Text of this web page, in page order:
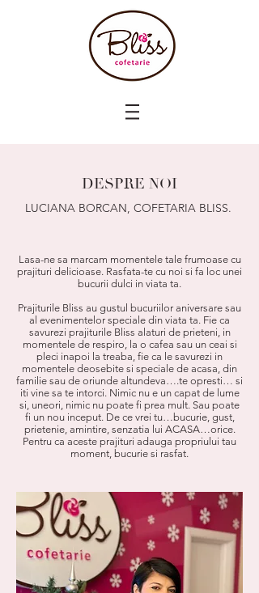
DESPRE NOI
LUCIANA BORCAN, COFETARIA BLISS.
Lasa-ne sa marcam momentele tale frumoase cu
prajituri delicioase. Rasfata-te cu noi si fa loc unei
bucurii dulci in viata ta.
Prajiturile Bliss au gustul bucuriilor aniversare sau
al evenimentelor speciale din viata ta. Fie ca
savurezi prajiturile Bliss alaturi de prieteni, in
momentele de respiro, la o cafea sau un ceai si
pleci inapoi la treaba, fie ca le savurezi in
momentele deosebite si speciale de acasa, din
familie sau de oriunde altundeva….te opresti… si
iti vine sa te intorci. Nimic nu e un capat de lume
si, uneori, nimic nu poate fi prea mult. Sau poate
fi un nou inceput. De ce vrei tu…bucurie, gust,
prietenie, amintire, senzatia lui ACASA…orice.
Pentru ca aceste prajituri adauga propriului tau
moment, bucurie si rasfat.